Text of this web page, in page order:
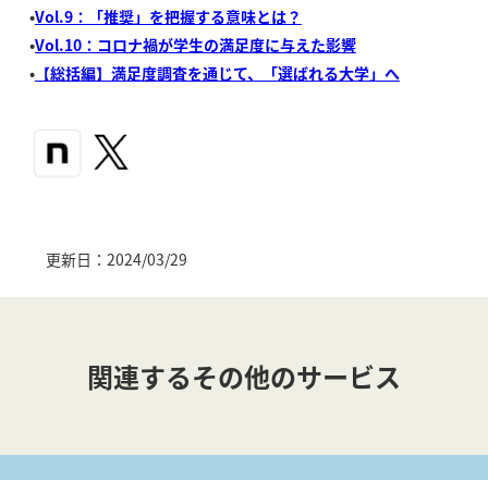
•Vol.9：「推奨」を把握する意味とは？
•Vol.10：コロナ禍が学生の満足度に与えた影響
•【総括編】満足度調査を通じて、「選ばれる大学」へ
更新日：2024/03/29
関連するその他のサービス